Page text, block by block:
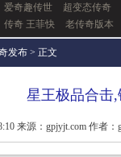
爱奇趣传世 超变态传奇
传奇 王菲快 老传奇版本
发布 > 正文
星王极品合击
来源：gpjyjt.com 作者：